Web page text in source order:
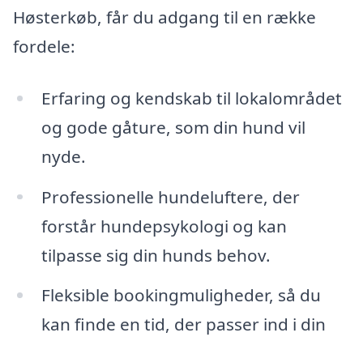
Høsterkøb, får du adgang til en række
fordele:
Erfaring og kendskab til lokalområdet
og gode gåture, som din hund vil
nyde.
Professionelle hundeluftere, der
forstår hundepsykologi og kan
tilpasse sig din hunds behov.
Fleksible bookingmuligheder, så du
kan finde en tid, der passer ind i din